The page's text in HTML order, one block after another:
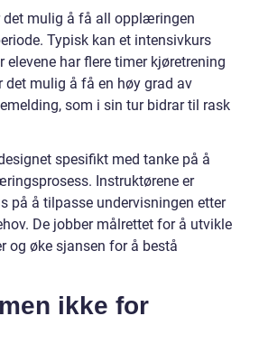
det mulig å få all opplæringen
Typisk kan et intensivkurs
elevene har flere timer kjøretrening
det mulig å få en høy grad av
som i sin tur bidrar til rask
spesifikt med tanke på å
Instruktørene er
på å tilpasse undervisningen etter
De jobber målrettet for å utvikle
og øke sjansen for å bestå
ikke for